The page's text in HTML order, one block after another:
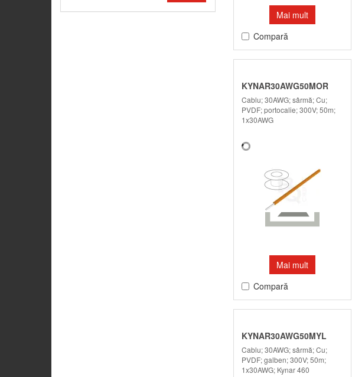
Mai mult
Compară
KYNAR30AWG50MOR
Cablu; 30AWG; sârmă; Cu;
PVDF; portocalie; 300V; 50m;
1x30AWG
Mai mult
Compară
KYNAR30AWG50MYL
Cablu; 30AWG; sârmă; Cu;
PVDF; galben; 300V; 50m;
1x30AWG; Kynar 460